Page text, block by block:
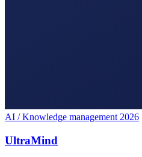
AI / Knowledge management 2026
UltraMind